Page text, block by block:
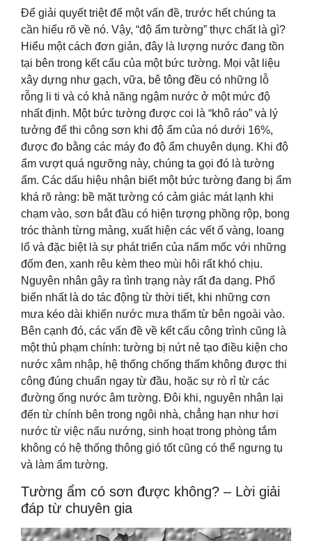
Để giải quyết triệt để một vấn đề, trước hết chúng ta
cần hiểu rõ về nó. Vậy, “độ ẩm tường” thực chất là gì?
Hiểu một cách đơn giản, đây là lượng nước đang tồn
tại bên trong kết cấu của một bức tường. Mọi vật liệu
xây dựng như gạch, vữa, bê tông đều có những lỗ
rỗng li ti và có khả năng ngậm nước ở một mức độ
nhất định. Một bức tường được coi là “khô ráo” và lý
tưởng để thi công sơn khi độ ẩm của nó dưới 16%,
được đo bằng các máy đo độ ẩm chuyên dụng. Khi độ
ẩm vượt quá ngưỡng này, chúng ta gọi đó là tường
ẩm. Các dấu hiệu nhận biết một bức tường đang bị ẩm
khá rõ ràng: bề mặt tường có cảm giác mát lạnh khi
chạm vào, sơn bắt đầu có hiện tượng phồng rộp, bong
tróc thành từng mảng, xuất hiện các vết ố vàng, loang
lổ và đặc biệt là sự phát triển của nấm mốc với những
đốm đen, xanh rêu kèm theo mùi hôi rất khó chịu.
Nguyên nhân gây ra tình trạng này rất đa dạng. Phổ
biến nhất là do tác động từ thời tiết, khi những cơn
mưa kéo dài khiến nước mưa thấm từ bên ngoài vào.
Bên cạnh đó, các vấn đề về kết cấu công trình cũng là
một thủ phạm chính: tường bị nứt nẻ tạo điều kiện cho
nước xâm nhập, hệ thống chống thấm không được thi
công đúng chuẩn ngay từ đầu, hoặc sự rò rỉ từ các
đường ống nước âm tường. Đôi khi, nguyên nhân lại
đến từ chính bên trong ngôi nhà, chẳng hạn như hơi
nước từ việc nấu nướng, sinh hoạt trong phòng tắm
không có hệ thống thông gió tốt cũng có thể ngưng tụ
và làm ẩm tường.
Tường ẩm có sơn được không? – Lời giải
đáp từ chuyên gia